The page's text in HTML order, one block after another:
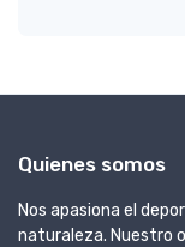
Quienes somos
Nos apasiona el
naturaleza. Nuestro